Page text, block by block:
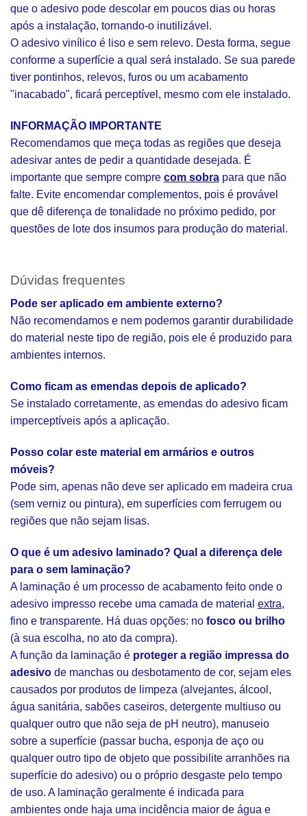
que o adesivo pode descolar em poucos dias ou horas
após a instalação, tornando-o inutilizável.
O adesivo vinílico é liso e sem relevo. Desta forma, segue
conforme a superfície a qual será instalado. Se sua parede
tiver pontinhos, relevos, furos ou um acabamento
"inacabado", ficará perceptível, mesmo com ele instalado.
INFORMAÇÃO IMPORTANTE
Recomendamos que meça todas as regiões que deseja
adesivar antes de pedir a quantidade desejada. É
importante que sempre compre com sobra para que não
falte. Evite encomendar complementos, pois é provável
que dê diferença de tonalidade no próximo pedido, por
questões de lote dos insumos para produção do material.
Dúvidas frequentes
Pode ser aplicado em ambiente externo?
Não recomendamos e nem podemos garantir durabilidade
do material neste tipo de região, pois ele é produzido para
ambientes internos.
Como ficam as emendas depois de aplicado?
Se instalado corretamente, as emendas do adesivo ficam
imperceptíveis após a aplicação.
Posso colar este material em armários e outros
móveis?
Pode sim, apenas não deve ser aplicado em madeira crua
(sem verniz ou pintura), em superfícies com ferrugem ou
regiões que não sejam lisas.
O que é um adesivo laminado? Qual a diferença dele
para o sem laminação?
A laminação é um processo de acabamento feito onde o
adesivo impresso recebe uma camada de material extra,
fino e transparente. Há duas opções: no fosco ou brilho
(à sua escolha, no ato da compra).
A função da laminação é proteger a região impressa do
adesivo de manchas ou desbotamento de cor, sejam eles
causados por produtos de limpeza (alvejantes, álcool,
água sanitária, sabões caseiros, detergente multiuso ou
qualquer outro que não seja de pH neutro), manuseio
sobre a superfície (passar bucha, esponja de aço ou
qualquer outro tipo de objeto que possibilite arranhões na
superfície do adesivo) ou o próprio desgaste pelo tempo
de uso. A laminação geralmente é indicada para
ambientes onde haja uma incidência maior de água e